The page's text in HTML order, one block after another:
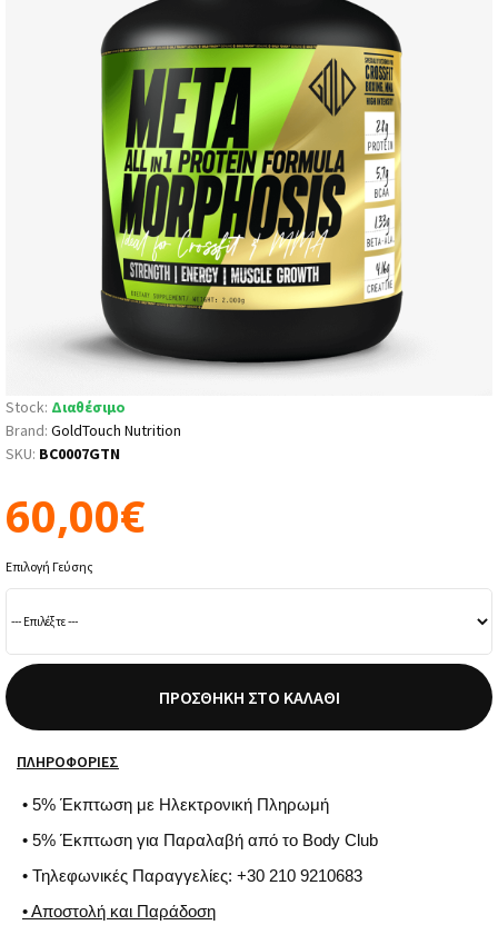
Stock: Διαθέσιμο
Brand: GoldTouch Nutrition
SKU: BC0007GTN
60,00€
Επιλογή Γεύσης
ΠΡΟΣΘΉΚΗ ΣΤΟ ΚΑΛΆΘΙ
ΠΛΗΡΟΦΟΡΊΕΣ
• 5% Έκπτωση με Ηλεκτρονική Πληρωμή
• 5% Έκπτωση για Παραλαβή από το Body Club
• Τηλεφωνικές Παραγγελίες: +30 210 9210683
• Αποστολή και Παράδοση